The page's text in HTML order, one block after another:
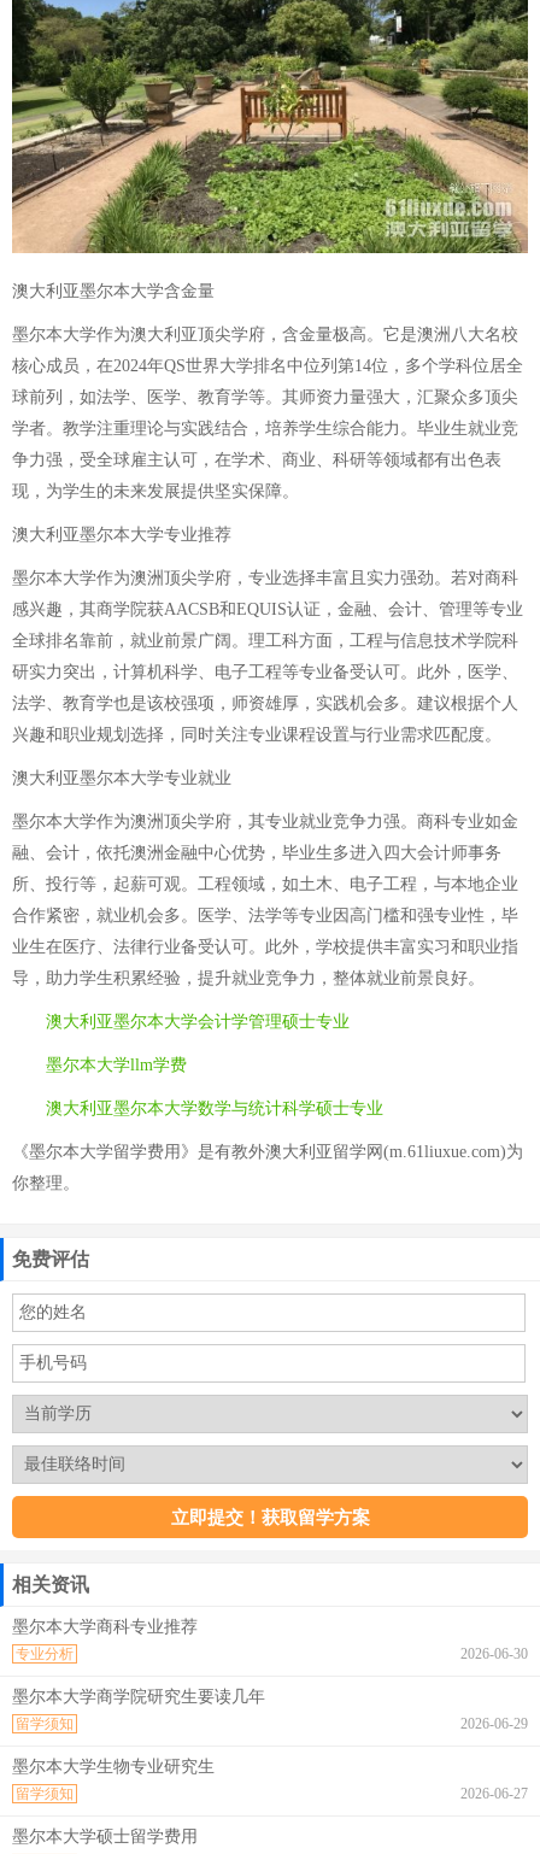
澳大利亚墨尔本大学含金量
墨尔本大学作为澳大利亚顶尖学府，含金量极高。它是澳洲八大名校
核心成员，在2024年QS世界大学排名中位列第14位，多个学科位居全
球前列，如法学、医学、教育学等。其师资力量强大，汇聚众多顶尖
学者。教学注重理论与实践结合，培养学生综合能力。毕业生就业竞
争力强，受全球雇主认可，在学术、商业、科研等领域都有出色表
现，为学生的未来发展提供坚实保障。
澳大利亚墨尔本大学专业推荐
墨尔本大学作为澳洲顶尖学府，专业选择丰富且实力强劲。若对商科
感兴趣，其商学院获AACSB和EQUIS认证，金融、会计、管理等专业
全球排名靠前，就业前景广阔。理工科方面，工程与信息技术学院科
研实力突出，计算机科学、电子工程等专业备受认可。此外，医学、
法学、教育学也是该校强项，师资雄厚，实践机会多。建议根据个人
兴趣和职业规划选择，同时关注专业课程设置与行业需求匹配度。
澳大利亚墨尔本大学专业就业
墨尔本大学作为澳洲顶尖学府，其专业就业竞争力强。商科专业如金
融、会计，依托澳洲金融中心优势，毕业生多进入四大会计师事务
所、投行等，起薪可观。工程领域，如土木、电子工程，与本地企业
合作紧密，就业机会多。医学、法学等专业因高门槛和强专业性，毕
业生在医疗、法律行业备受认可。此外，学校提供丰富实习和职业指
导，助力学生积累经验，提升就业竞争力，整体就业前景良好。
澳大利亚墨尔本大学会计学管理硕士专业
墨尔本大学llm学费
澳大利亚墨尔本大学数学与统计科学硕士专业
《墨尔本大学留学费用》是有教外澳大利亚留学网(m.61liuxue.com)为
你整理。
免费评估
相关资讯
墨尔本大学商科专业推荐
2026-06-30
专业分析
墨尔本大学商学院研究生要读几年
2026-06-29
留学须知
墨尔本大学生物专业研究生
2026-06-27
留学须知
墨尔本大学硕士留学费用